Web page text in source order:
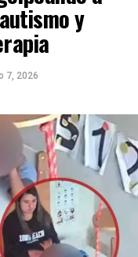
y
7, 2026